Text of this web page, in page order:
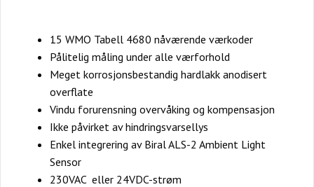
15 WMO Tabell 4680 nåværende værkoder
Pålitelig måling under alle værforhold
Meget korrosjonsbestandig hardlakk anodisert
overflate
Vindu forurensning overvåking og kompensasjon
Ikke påvirket av hindringsvarsellys
Enkel integrering av Biral ALS-2 Ambient Light
Sensor
230VAC eller 24VDC-strøm